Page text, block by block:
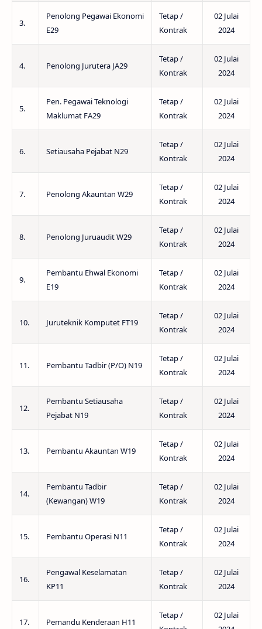
3.
Penolong Pegawai Ekonomi
E29
Tetap /
Kontrak
02 Julai
2024
4. Penolong Jurutera JA29
Tetap /
Kontrak
02 Julai
2024
5.
Pen. Pegawai Teknologi
Maklumat FA29
Tetap /
Kontrak
02 Julai
2024
6. Setiausaha Pejabat N29
Tetap /
Kontrak
02 Julai
2024
7. Penolong Akauntan W29
Tetap /
Kontrak
02 Julai
2024
8. Penolong Juruaudit W29
Tetap /
Kontrak
02 Julai
2024
9.
Pembantu Ehwal Ekonomi
E19
Tetap /
Kontrak
02 Julai
2024
10. Juruteknik Komputet FT19
Tetap /
Kontrak
02 Julai
2024
11. Pembantu Tadbir (P/O) N19
Tetap /
Kontrak
02 Julai
2024
12.
Pembantu Setiausaha
Pejabat N19
Tetap /
Kontrak
02 Julai
2024
13. Pembantu Akauntan W19
Tetap /
Kontrak
02 Julai
2024
14.
Pembantu Tadbir
(Kewangan) W19
Tetap /
Kontrak
02 Julai
2024
15. Pembantu Operasi N11
Tetap /
Kontrak
02 Julai
2024
16.
Pengawal Keselamatan
KP11
Tetap /
Kontrak
02 Julai
2024
17. Pemandu Kenderaan H11
Tetap /
02 Julai